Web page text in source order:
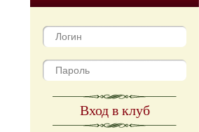
Вход в клуб